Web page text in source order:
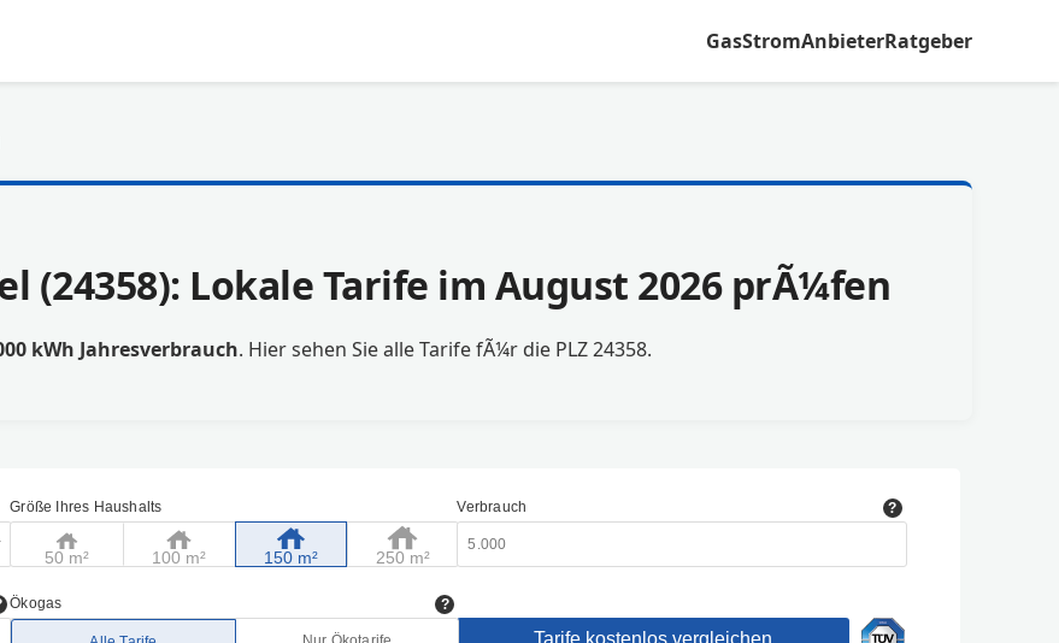
GasStromAnbieterRatgeber
(24358): Lokale Tarife im August 2026 prÃ¼fen
kWh Jahresverbrauch. Hier sehen Sie alle Tarife fÃ¼r die PLZ 24358.